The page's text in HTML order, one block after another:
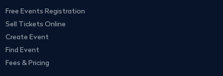
Free Events Registration
Sell Tickets Online
Create Event
Find Event
Fees & Pricing